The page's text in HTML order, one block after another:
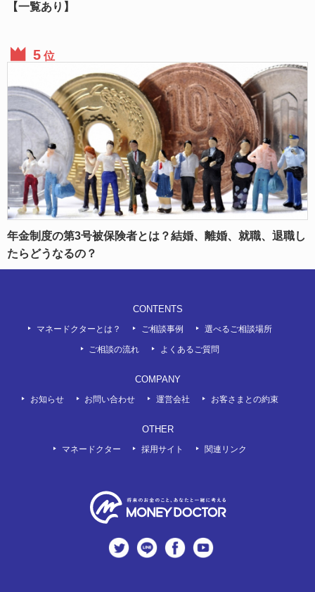
【一覧あり】
位
年金制度の第3号被保険者とは？結婚、離婚、就職、退職し
たらどうなるの？
CONTENTS
マネードクターとは？ ご相談事例 選べるご相談場所
ご相談の流れ よくあるご質問
COMPANY
お知らせ お問い合わせ 運営会社 お客さまとの約束
OTHER
マネードクター 採用サイト 関連リンク
twitter LINE Facebook